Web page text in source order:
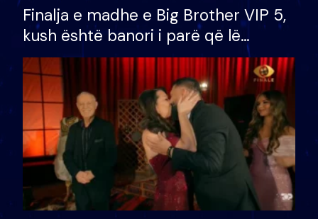
Finalja e madhe e Big Brother VIP 5,
kush është banori i parë që lë
shtëpinë dhe humb mundësinë për
të fituar çmimin e madh